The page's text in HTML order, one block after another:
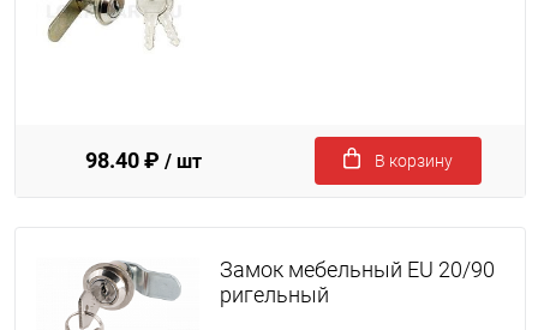
98.40 ₽ / шт В корзину
Замок мебельный EU 20/90
ригельный